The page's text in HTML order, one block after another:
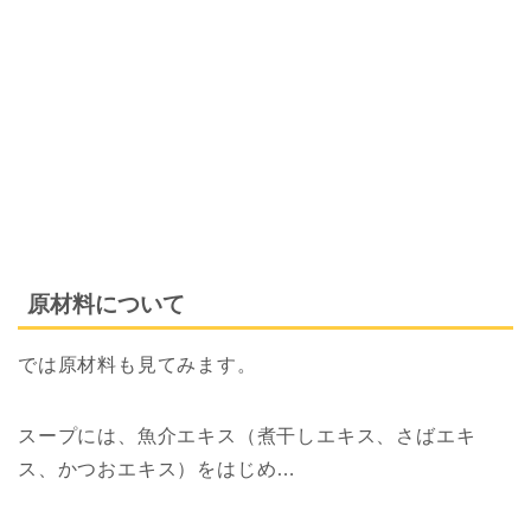
原材料について
では原材料も見てみます。
スープには、魚介エキス（煮干しエキス、さばエキ
ス、かつおエキス）をはじめ…